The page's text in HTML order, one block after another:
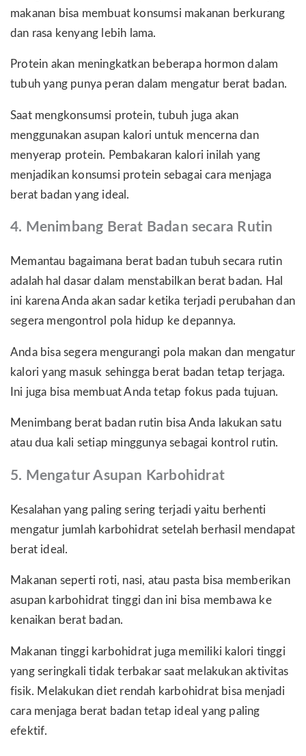
makanan bisa membuat konsumsi makanan berkurang
dan rasa kenyang lebih lama.
Protein akan meningkatkan beberapa hormon dalam
tubuh yang punya peran dalam mengatur berat badan.
Saat mengkonsumsi protein, tubuh juga akan
menggunakan asupan kalori untuk mencerna dan
menyerap protein. Pembakaran kalori inilah yang
menjadikan konsumsi protein sebagai cara menjaga
berat badan yang ideal.
4. Menimbang Berat Badan secara Rutin
Memantau bagaimana berat badan tubuh secara rutin
adalah hal dasar dalam menstabilkan berat badan. Hal
ini karena Anda akan sadar ketika terjadi perubahan dan
segera mengontrol pola hidup ke depannya.
Anda bisa segera mengurangi pola makan dan mengatur
kalori yang masuk sehingga berat badan tetap terjaga.
Ini juga bisa membuat Anda tetap fokus pada tujuan.
Menimbang berat badan rutin bisa Anda lakukan satu
atau dua kali setiap minggunya sebagai kontrol rutin.
5. Mengatur Asupan Karbohidrat
Kesalahan yang paling sering terjadi yaitu berhenti
mengatur jumlah karbohidrat setelah berhasil mendapat
berat ideal.
Makanan seperti roti, nasi, atau pasta bisa memberikan
asupan karbohidrat tinggi dan ini bisa membawa ke
kenaikan berat badan.
Makanan tinggi karbohidrat juga memiliki kalori tinggi
yang seringkali tidak terbakar saat melakukan aktivitas
fisik. Melakukan diet rendah karbohidrat bisa menjadi
cara menjaga berat badan tetap ideal yang paling
efektif.